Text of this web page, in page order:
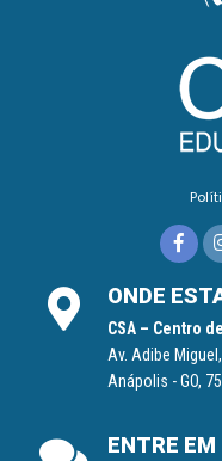
ONDE
CSA – Centro
Av. Adibe
Anápolis - GO,
ENTRE